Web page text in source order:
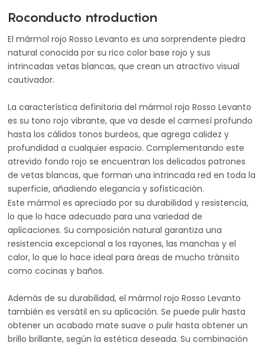
Roconducto ntroduction
El mármol rojo Rosso Levanto es una sorprendente piedra
natural conocida por su rico color base rojo y sus
intrincadas vetas blancas, que crean un atractivo visual
cautivador.
La característica definitoria del mármol rojo Rosso Levanto
es su tono rojo vibrante, que va desde el carmesí profundo
hasta los cálidos tonos burdeos, que agrega calidez y
profundidad a cualquier espacio. Complementando este
atrevido fondo rojo se encuentran los delicados patrones
de vetas blancas, que forman una intrincada red en toda la
superficie, añadiendo elegancia y sofisticación.
Este mármol es apreciado por su durabilidad y resistencia,
lo que lo hace adecuado para una variedad de
aplicaciones. Su composición natural garantiza una
resistencia excepcional a los rayones, las manchas y el
calor, lo que lo hace ideal para áreas de mucho tránsito
como cocinas y baños.
Además de su durabilidad, el mármol rojo Rosso Levanto
también es versátil en su aplicación. Se puede pulir hasta
obtener un acabado mate suave o pulir hasta obtener un
brillo brillante, según la estética deseada. Su combinación